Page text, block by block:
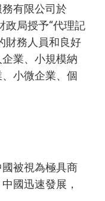
有限公司於
政局授予“代理記
財務人員和良好
業、小規模納
小微企業、個
被視為極具商
國迅速發展，